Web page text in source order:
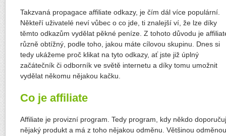
Takzvaná propagace affiliate odkazy, je čím dál více populární.
Někteří uživatelé neví vůbec o co jde, ti znalejší ví, že lze díky
těmto odkazům vydělat pěkné peníze. Z tohoto důvodu je
různě obtížný, podle toho, jakou máte cílovou skupinu. Dnes si
tedy ukážeme proč klikat na tyto odkazy, ať jste již úplný
začátečník či odborník ve světě internetu a díky tomu umožnit
vydělat někomu nějakou kačku.
Co je affiliate
Affiliate je provizní program. Tedy program, kdy někdo
nějaký produkt a má z toho nějakou odměnu. Většinou odměnou